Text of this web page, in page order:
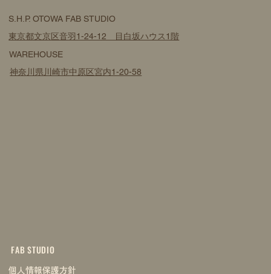
FAB STUDIO
個人情報保護方針
S.H.P. OTOWA FAB STUDIO
東京都文京区音羽1-24-12 目白坂ハウス1階
WAREHOUSE
神奈川県川崎市中原区宮内1-20-58